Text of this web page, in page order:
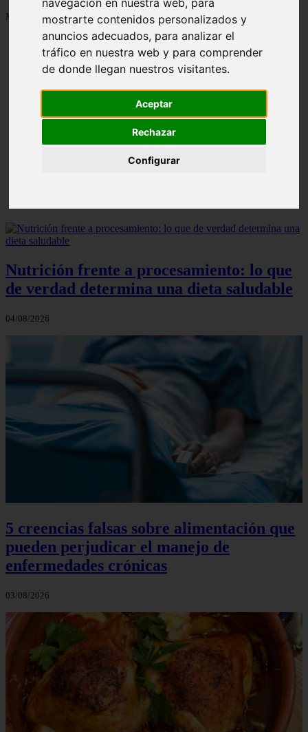
mostrarte contenidos personalizados y
anuncios adecuados, para analizar el
tráfico en nuestra web y para comprender
de donde llegan nuestros visitantes.
Aceptar
Rechazar
Configurar
Mostrando 1 - 24 de 1287 artículos
Contraindicaciones del espino amarillo: conocelas
ahora
Nutrición frente a procesamiento: lo que
de verdad determina una dieta saludable
04/08/2026
5 creencias falsas sobre alimentación que
pueden perjudicar el manejo de
enfermedades crónicas
03/08/2026